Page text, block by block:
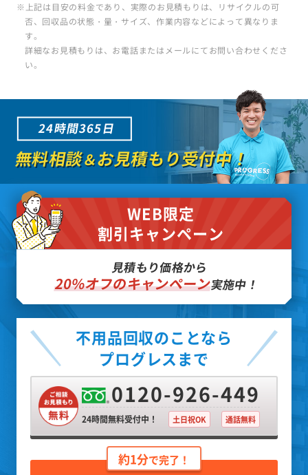
※上記は目安の料金であり、実際のお見積もりは、リサイクルの可
否、回収品の状態・量・サイズ、作業内容などによって異なりま
す。
詳細なお見積もりは、お電話またはメールにてお問い合わせくださ
い。
24時間365日
無料相談＆お見積もり受付中！
WEB限定
割引キャンペーン
見積もり価格から
20%オフのキャンペーン実施中！
不用品回収のことなら
プログレスまで
0120-926-449
24時間無料受付中！ 土日祝OK 通話無料
約1分で完了！